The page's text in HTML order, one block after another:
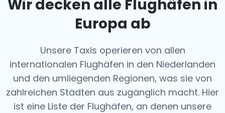
Wir decken alle Flughäfen in
Europa ab
Unsere Taxis operieren von allen
internationalen Flughäfen in den Niederlanden
und den umliegenden Regionen, was sie von
zahlreichen Städten aus zugänglich macht. Hier
ist eine Liste der Flughäfen, an denen unsere